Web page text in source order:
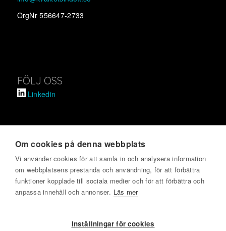
Om cookies på denna webbplats
Vi använder cookies för att samla in och analysera information
om webbplatsens prestanda och användning, för att förbättra
funktioner kopplade till sociala medier och för att förbättra och
anpassa innehåll och annonser. Läs mer
Inställningar för cookies
OrgNr 556647-2733
FÖLJ OSS
Linkedin
SVENSKT KVALITETSINDEX
Om oss
Kontakta oss